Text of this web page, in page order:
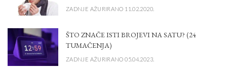
ZADNJE AŽURIRANO 11.02.2020.
ŠTO ZNAČE ISTI BROJEVI NA SATU? (24
TUMAČENJA)
ZADNJE AŽURIRANO 05.04.2023.